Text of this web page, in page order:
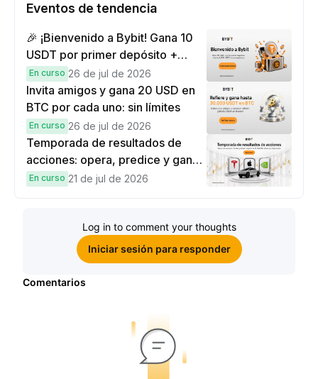
Eventos de tendencia
🎉 ¡Bienvenido a Bybit! Gana 10
USDT por primer depósito +
hasta 9,999 USDT en
recompensas
En curso 26 de jul de 2026
Invita amigos y gana 20 USD en
BTC por cada uno: sin límites
En curso 26 de jul de 2026
Temporada de resultados de
acciones: opera, predice y gana
una Cybertruck.
En curso 21 de jul de 2026
Log in to comment your thoughts
Iniciar sesión para responder
Comentarios